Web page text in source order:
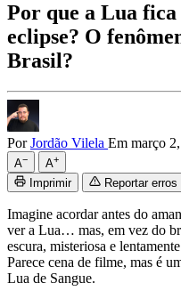
Por que a Lua
eclipse? O
Brasil?
PorJordão Vilela Em março
A− A+
Imprimir Reportar erros
Imagine acordar antes do
ver a Lua… mas, em vez do
escura, misteriosa e
Parece cena de filme, mas é
Lua de Sangue.